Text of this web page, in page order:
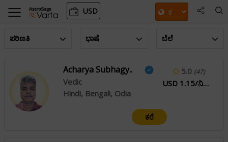
USD
ಪರಿಣತಿ ಭಾಷೆ ಬೆಲೆ
Acharya Subhagy..
Vedic
Hindi, Bengali, Odia
5.0 (47)
USD 1.15/ನಿಮಿಷ
ಕರೆ